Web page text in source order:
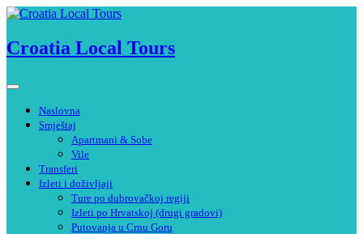
Preskoči
sadržaj
Croatia Local Tours
Naslovna
Smještaj
Apartmani & Sobe
Vile
Transferi
Izleti i doživljaji
Ture po dubrovačkoj regiji
Izleti po Hrvatskoj (drugi gradovi)
Putovanja u Crnu Goru